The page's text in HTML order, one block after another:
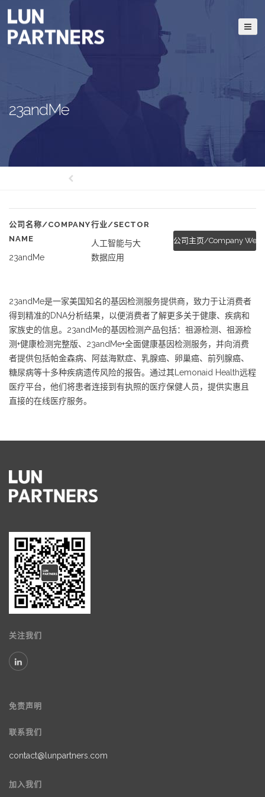
23andMe
公司名称/COMPANY
NAME
23andMe
行业/SECTOR
人工智能与大
数据应用
公司主页/Company
23andMe是一家美国知名的基因检测服务提供商，致力于让消费者
得到精准的DNA分析结果，以便消费者了解更多关于健康、疾病和
家族史的信息。23andMe的基因检测产品包括：祖源检测、祖源检
测+健康检测完整版、23andMe+全面健康基因检测服务，并向消费
者提供包括帕金森病、阿兹海默症、乳腺癌、卵巢癌、前列腺癌、
糖尿病等十多种疾病遗传风险的报告。通过其Lemonaid Health远程
医疗平台，他们将患者连接到有执照的医疗保健人员，提供实惠且
直接的在线医疗服务。
关注我们
免责声明
联系我们
contact@lunpartners.com
加入我们